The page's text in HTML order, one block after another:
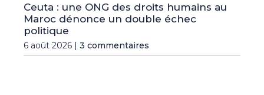
Ceuta : une ONG des droits humains au
Maroc dénonce un double échec
politique
6 août 2026 | 3 commentaires